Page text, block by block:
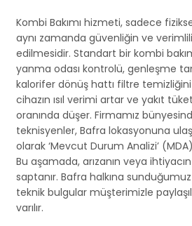
Kombi Bakımı hizmeti, sadece
aynı zamanda güvenliğin ve
edilmesidir. Standart bir kombi
yanma odası kontrolü, genleşme
kalorifer dönüş hattı filtre temizliğini
cihazın ısıl verimi artar ve yakıt
oranında düşer. Firmamız
teknisyenler, Bafra lokasyonuna
olarak ‘Mevcut Durum Analizi’
Bu aşamada, arızanın veya
saptanır. Bafra halkına
teknik bulgular müşterimizle
varılır.